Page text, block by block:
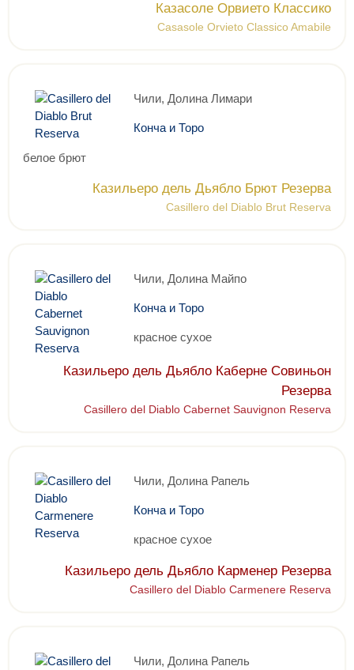
Казасоле Орвието Классико
Casasole Orvieto Classico Amabile
Чили, Долина Лимари
Конча и Торо
белое брют
Казильеро дель Дьябло Брют Резерва
Casillero del Diablo Brut Reserva
Чили, Долина Майпо
Конча и Торо
красное сухое
Казильеро дель Дьябло Каберне Совиньон
Резерва
Casillero del Diablo Cabernet Sauvignon Reserva
Чили, Долина Рапель
Конча и Торо
красное сухое
Казильеро дель Дьябло Карменер Резерва
Casillero del Diablo Carmenere Reserva
Чили, Долина Рапель